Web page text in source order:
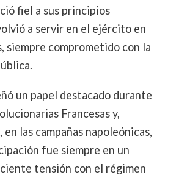
fiel a sus principios
a servir en el ejército en
siempre comprometido con la
un papel destacado durante
Francesas y,
las campañas napoleónicas,
fue siempre en un
tensión con el régimen